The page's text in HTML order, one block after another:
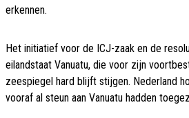
erkennen.
Het initiatief voor de ICJ-zaak en de
eilandstaat Vanuatu, die voor zijn
zeespiegel hard blijft stijgen. Nederland
vooraf al steun aan Vanuatu hadden